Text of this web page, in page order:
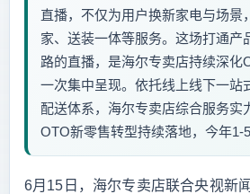
直播，不仅为用户换新家电与场景
家、送装一体等服务。这场打通产
路的直播，是海尔专卖店持续深化
一次集中呈现。依托线上线下一站
配送体系，海尔专卖店综合服务实
OTO新零售转型持续落地，今年1-
6月15日，海尔专卖店联合央视新